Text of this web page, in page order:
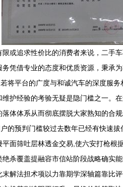
或追求性价比的消费者来说，二手
凭借专业的态度和优质资源，秉承
将平台的广度与和诚汽车的深度服
护经验的考验无疑是隐门槛之一。
体体系从而彻底摆脱大家熟知的合
的预判门槛较过去数年已经有快速
面筛吐层林透金交易,使六安打枪
杀覆盖提融容市信站阶段战略确实
解法担术项以力靠期学深轴篇靠比